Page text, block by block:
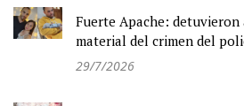
Fuerte Apache:
material del crimen del
29/7/2026